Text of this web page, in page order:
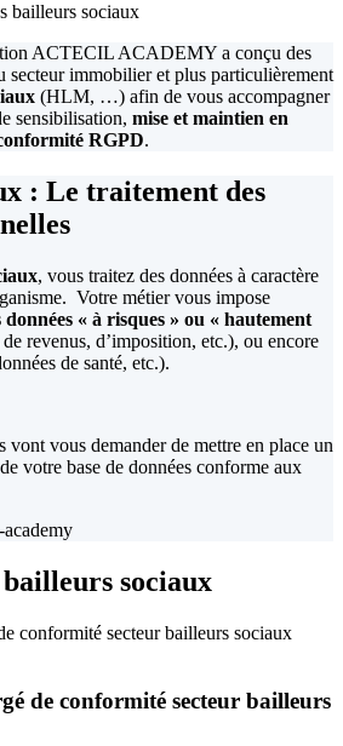
bailleurs sociaux
ACTECIL ACADEMY a conçu des
secteur immobilier et plus particulièrement
(HLM, …) afin de vous accompagner
sensibilisation, mise et maintien en
RGPD.
: Le traitement des
, vous traitez des données à caractère
Votre métier vous impose
données « à risques » ou « hautement
revenus, d’imposition, etc.), ou encore
de santé, etc.).
vont vous demander de mettre en place un
votre base de données conforme aux
sociaux
de conformité secteur bailleurs